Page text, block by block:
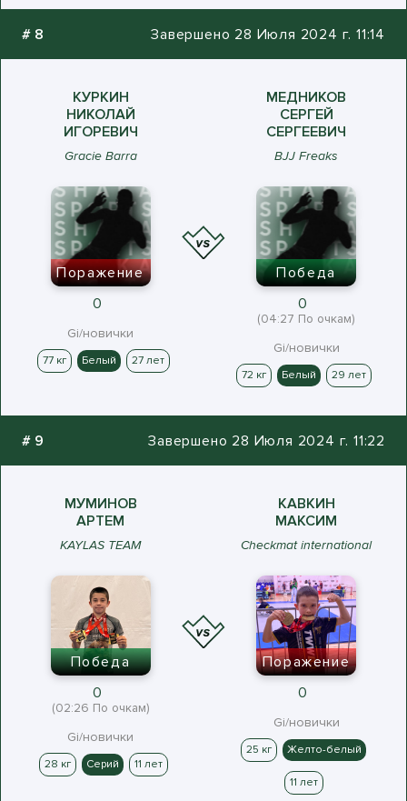
# 8 Завершено 28 Июля 2024 г. 11:14
КУРКИН
НИКОЛАЙ
ИГОРЕВИЧ
Gracie Barra
МЕДНИКОВ
СЕРГЕЙ
СЕРГЕЕВИЧ
BJJ Freaks
Поражение
0
Gi/новички
77 кг Белый 27 лет
Победа
0
(04:27 По очкам)
Gi/новички
72 кг Белый 29 лет
# 9 Завершено 28 Июля 2024 г. 11:22
МУМИНОВ
АРТЕМ
KAYLAS TEAM
КАВКИН
МАКСИМ
Checkmat international
Победа
0
(02:26 По очкам)
Gi/новички
28 кг Серий 11 лет
Поражение
0
Gi/новички
25 кг Желто-белый
11 лет